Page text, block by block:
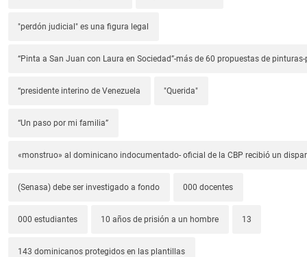
"perdón judicial" es una figura legal
“Pinta a San Juan con Laura en Sociedad”-más de 60 propuestas de
“presidente interino de Venezuela "Querida"
“Un paso por mi familia”
«monstruo» al dominicano indocumentado- oficial de la CBP recibió un
(Senasa) debe ser investigado a fondo 000 docentes
000 estudiantes 10 años de prisión a un hombre 13
143 dominicanos protegidos en las plantillas